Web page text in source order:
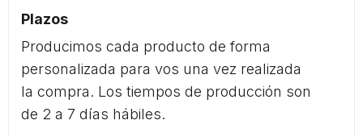
Plazos
Producimos cada producto de forma
personalizada para vos una vez realizada
la compra. Los tiempos de producción son
de 2 a 7 días hábiles.